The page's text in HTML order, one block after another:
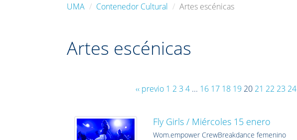
UMA Contenedor Cultural Artes escénicas
Artes escénicas
‹‹ previo 1 2 3 4 ... 16 17 18 19 20 21 22 23 24
Fly Girls / Miércoles 15 enero
Wom.empower CrewBreakdance femenino